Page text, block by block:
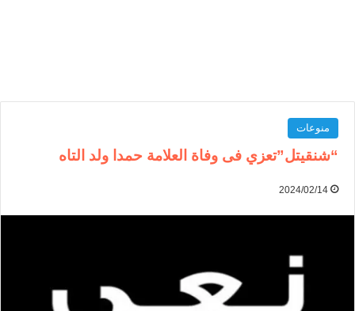
منوعات
“شنقيتل”تعزي فى وفاة العلامة حمدا ولد التاه
2024/02/14